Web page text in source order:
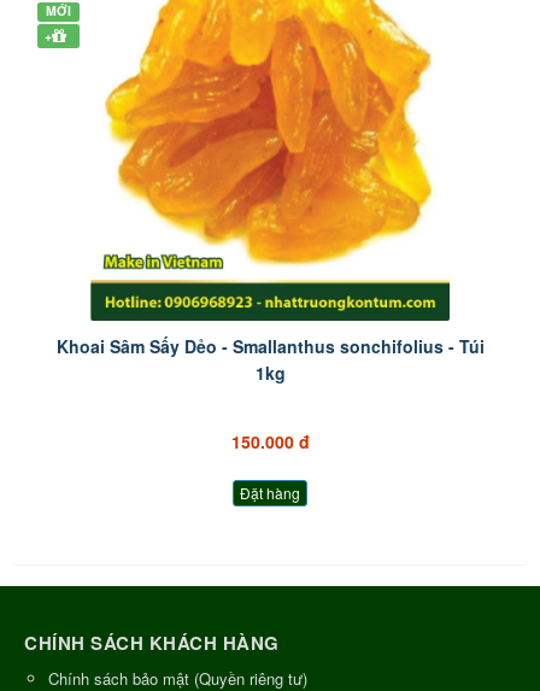
MỚI
+
Khoai Sâm Sấy Dẻo - Smallanthus sonchifolius - Túi
1kg
150.000 đ
Đặt hàng
CHÍNH SÁCH KHÁCH HÀNG
Chính sách bảo mật (Quyền riêng tư)